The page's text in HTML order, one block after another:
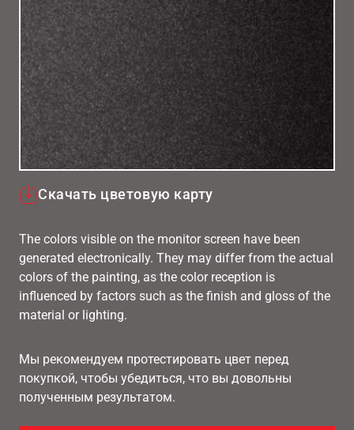
Скачать цветовую карту
The colors visible on the monitor screen have been
generated electronically. They may differ from the actual
colors of the painting, as the color reception is
influenced by factors such as the finish and gloss of the
material or lighting.
Мы рекомендуем протестировать цвет перед
покупкой, чтобы убедиться, что вы довольны
полученным результатом.